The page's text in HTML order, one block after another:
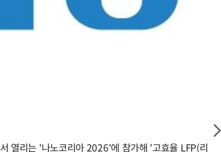
열리는 '나노코리아 2026'에 참가해 '고효율 LFP(리